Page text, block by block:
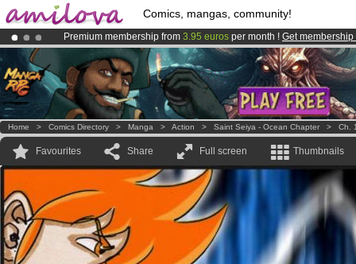
Comics, mangas, community!
Premium membership from 3.95 euros per month ! Get membership
Already 134393membersand 1208comics & mangas!.
AmilovaKickstarter is now LIVE!.
Home > Comics Directory > Manga > Action > Saint Seiya - Ocean Chapter > Ch.
Favourites Share Full screen Thumbnails